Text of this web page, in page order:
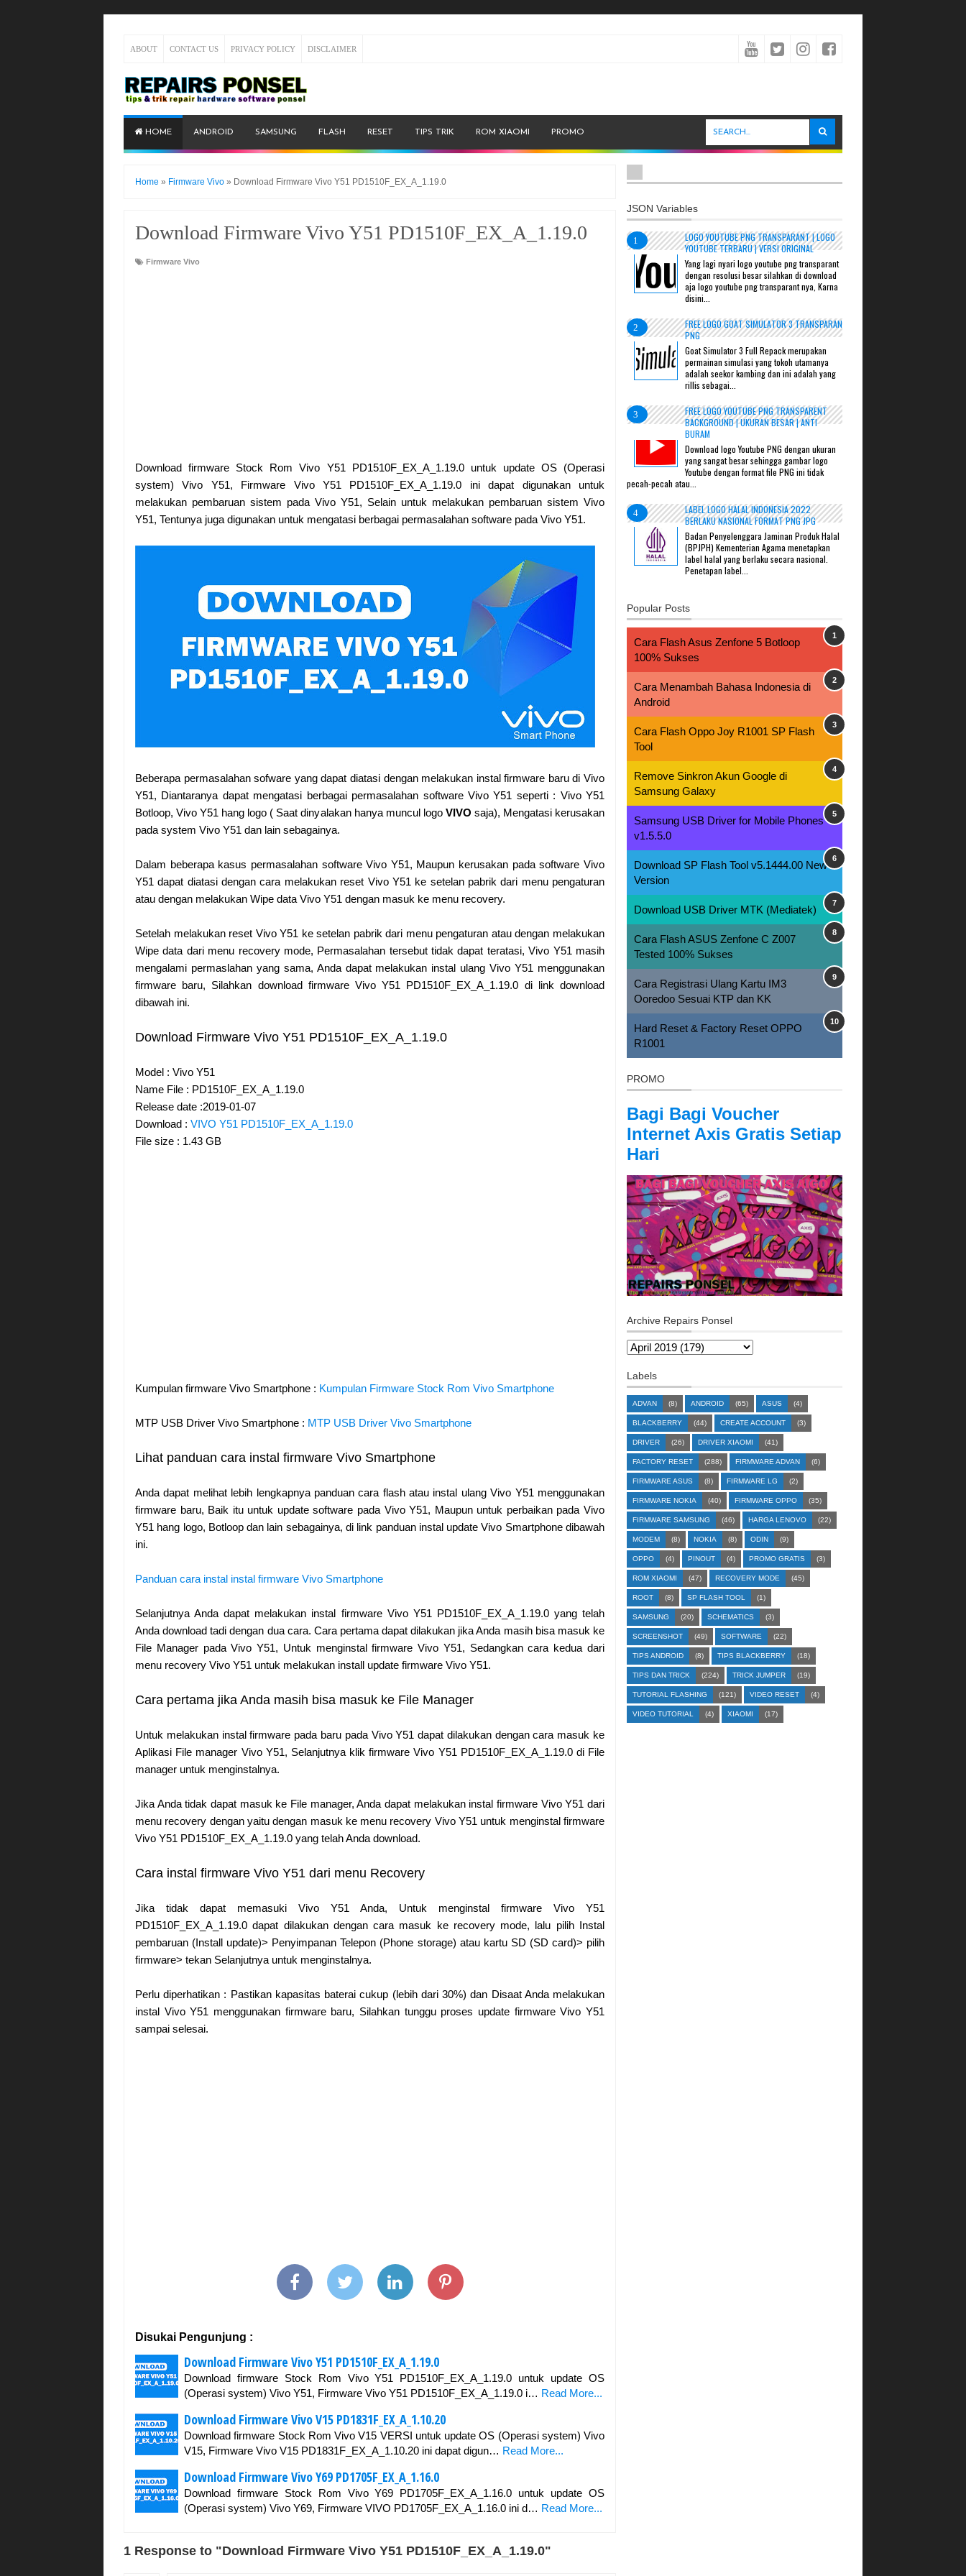
ABOUT CONTACT US PRIVACY POLICY DISCLAIMER
HOME ANDROID SAMSUNG FLASH RESET TIPS TRIK ROM XIAOMI PROMO
Home » Firmware Vivo » Download Firmware Vivo Y51 PD1510F_EX_A_1.19.0
Download Firmware Vivo Y51 PD1510F_EX_A_1.19.0
Firmware Vivo
Download firmware Stock Rom Vivo Y51 PD1510F_EX_A_1.19.0 untuk update OS (Operasi
system) Vivo Y51, Firmware Vivo Y51 PD1510F_EX_A_1.19.0 ini dapat digunakan untuk
melakukan pembaruan sistem pada Vivo Y51, Selain untuk melakukan pembaruan sistem Vivo
Y51, Tentunya juga digunakan untuk mengatasi berbagai permasalahan software pada Vivo Y51.
Beberapa permasalahan sofware yang dapat diatasi dengan melakukan instal firmware baru di Vivo
Y51, Diantaranya dapat mengatasi berbagai permasalahan software Vivo Y51 seperti : Vivo Y51
Botloop, Vivo Y51 hang logo ( Saat dinyalakan hanya muncul logo VIVO saja), Mengatasi kerusakan
pada system Vivo Y51 dan lain sebagainya.
Dalam beberapa kasus permasalahan software Vivo Y51, Maupun kerusakan pada software Vivo
Y51 dapat diatasi dengan cara melakukan reset Vivo Y51 ke setelan pabrik dari menu pengaturan
atau dengan melakukan Wipe data Vivo Y51 dengan masuk ke menu recovery.
Setelah melakukan reset Vivo Y51 ke setelan pabrik dari menu pengaturan atau dengan melakukan
Wipe data dari menu recovery mode, Permasalahan tersebut tidak dapat teratasi, Vivo Y51 masih
mengalami permaslahan yang sama, Anda dapat melakukan instal ulang Vivo Y51 menggunakan
firmware baru, Silahkan download firmware Vivo Y51 PD1510F_EX_A_1.19.0 di link download
dibawah ini.
Download Firmware Vivo Y51 PD1510F_EX_A_1.19.0
Model : Vivo Y51
Name File : PD1510F_EX_A_1.19.0
Release date :2019-01-07
Download : VIVO Y51 PD1510F_EX_A_1.19.0
File size : 1.43 GB
Kumpulan firmware Vivo Smartphone : Kumpulan Firmware Stock Rom Vivo Smartphone
MTP USB Driver Vivo Smartphone : MTP USB Driver Vivo Smartphone
Lihat panduan cara instal firmware Vivo Smartphone
Anda dapat melihat lebih lengkapnya panduan cara flash atau instal ulang Vivo Y51 menggunakan
firmware baru, Baik itu untuk update software pada Vivo Y51, Maupun untuk perbaikan pada Vivo
Y51 hang logo, Botloop dan lain sebagainya, di link panduan instal update Vivo Smartphone dibawah
ini.
Panduan cara instal instal firmware Vivo Smartphone
Selanjutnya Anda dapat melakukan instal firmware Vivo Y51 PD1510F_EX_A_1.19.0 yang telah
Anda download tadi dengan dua cara. Cara pertama dapat dilakukan jika Anda masih bisa masuk ke
File Manager pada Vivo Y51, Untuk menginstal firmware Vivo Y51, Sedangkan cara kedua dari
menu recovery Vivo Y51 untuk melakukan install update firmware Vivo Y51.
Cara pertama jika Anda masih bisa masuk ke File Manager
Untuk melakukan instal firmware pada baru pada Vivo Y51 dapat dilakukan dengan cara masuk ke
Aplikasi File manager Vivo Y51, Selanjutnya klik firmware Vivo Y51 PD1510F_EX_A_1.19.0 di File
manager untuk menginstalnya.
Jika Anda tidak dapat masuk ke File manager, Anda dapat melakukan instal firmware Vivo Y51 dari
menu recovery dengan yaitu dengan masuk ke menu recovery Vivo Y51 untuk menginstal firmware
Vivo Y51 PD1510F_EX_A_1.19.0 yang telah Anda download.
Cara instal firmware Vivo Y51 dari menu Recovery
Jika tidak dapat memasuki Vivo Y51 Anda, Untuk menginstal firmware Vivo Y51
PD1510F_EX_A_1.19.0 dapat dilakukan dengan cara masuk ke recovery mode, lalu pilih Instal
pembaruan (Install update)> Penyimpanan Telepon (Phone storage) atau kartu SD (SD card)> pilih
firmware> tekan Selanjutnya untuk menginstalnya.
Perlu diperhatikan : Pastikan kapasitas baterai cukup (lebih dari 30%) dan Disaat Anda melakukan
instal Vivo Y51 menggunakan firmware baru, Silahkan tunggu proses update firmware Vivo Y51
sampai selesai.
Disukai Pengunjung :
Download Firmware Vivo Y51 PD1510F_EX_A_1.19.0
Download firmware Stock Rom Vivo Y51 PD1510F_EX_A_1.19.0 untuk update OS
(Operasi system) Vivo Y51, Firmware Vivo Y51 PD1510F_EX_A_1.19.0 i… Read More...
Download Firmware Vivo V15 PD1831F_EX_A_1.10.20
Download firmware Stock Rom Vivo V15 VERSI untuk update OS (Operasi system) Vivo
V15, Firmware Vivo V15 PD1831F_EX_A_1.10.20 ini dapat digun… Read More...
Download Firmware Vivo Y69 PD1705F_EX_A_1.16.0
Download firmware Stock Rom Vivo Y69 PD1705F_EX_A_1.16.0 untuk update OS
(Operasi system) Vivo Y69, Firmware VIVO PD1705F_EX_A_1.16.0 ini d… Read More...
1 Response to "Download Firmware Vivo Y51 PD1510F_EX_A_1.19.0"
JSON Variables
LOGO YOUTUBE PNG TRANSPARANT | LOGO
YOUTUBE TERBARU | VERSI ORIGINAL
Yang lagi nyari logo youtube png transparant
dengan resolusi besar silahkan di download
aja logo youtube png transparant nya, Karna
disini...
FREE LOGO GOAT SIMULATOR 3 TRANSPARAN
PNG
Goat Simulator 3 Full Repack merupakan
permainan simulasi yang tokoh utamanya
adalah seekor kambing dan ini adalah yang
rillis sebagai...
FREE LOGO YOUTUBE PNG TRANSPARENT
BACKGROUND | UKURAN BESAR | ANTI
BURAM
Download logo Youtube PNG dengan ukuran
yang sangat besar sehingga gambar logo
Youtube dengan format file PNG ini tidak
pecah-pecah atau...
LABEL LOGO HALAL INDONESIA 2022
BERLAKU NASIONAL FORMAT PNG JPG
Badan Penyelenggara Jaminan Produk Halal
(BPJPH) Kementerian Agama menetapkan
label halal yang berlaku secara nasional.
Penetapan label...
Popular Posts
Cara Flash Asus Zenfone 5 Botloop
100% Sukses
Cara Menambah Bahasa Indonesia di
Android
Cara Flash Oppo Joy R1001 SP Flash
Tool
Remove Sinkron Akun Google di
Samsung Galaxy
Samsung USB Driver for Mobile Phones
v1.5.5.0
Download SP Flash Tool v5.1444.00 New
Version
Download USB Driver MTK (Mediatek)
Cara Flash ASUS Zenfone C Z007
Tested 100% Sukses
Cara Registrasi Ulang Kartu IM3
Ooredoo Sesuai KTP dan KK
Hard Reset & Factory Reset OPPO
R1001
PROMO
Bagi Bagi Voucher
Internet Axis Gratis Setiap
Hari
Archive Repairs Ponsel
Labels
ADVAN (8) ANDROID (65) ASUS (4)
BLACKBERRY (44) CREATE ACCOUNT (3)
DRIVER (26) DRIVER XIAOMI (41)
FACTORY RESET (288) FIRMWARE ADVAN (6)
FIRMWARE ASUS (8) FIRMWARE LG (2)
FIRMWARE NOKIA (40) FIRMWARE OPPO (35)
FIRMWARE SAMSUNG (46) HARGA LENOVO (22)
MODEM (8) NOKIA (8) ODIN (9)
OPPO (4) PINOUT (4) PROMO GRATIS (3)
ROM XIAOMI (47) RECOVERY MODE (45)
ROOT (8) SP FLASH TOOL (1)
SAMSUNG (20) SCHEMATICS (3)
SCREENSHOT (49) SOFTWARE (22)
TIPS ANDROID (8) TIPS BLACKBERRY (18)
TIPS DAN TRICK (224) TRICK JUMPER (19)
TUTORIAL FLASHING (121) VIDEO RESET (4)
VIDEO TUTORIAL (4) XIAOMI (17)